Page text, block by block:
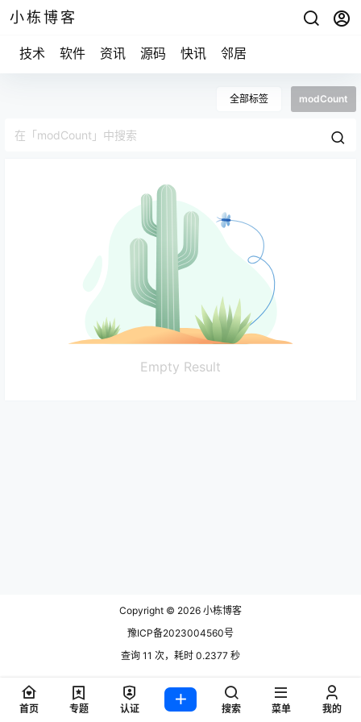
小栋博客
技术 软件 资讯 源码 快讯 邻居
全部标签 modCount
Empty Result
Copyright © 2026 小栋博客
豫ICP备2023004560号
查询 11 次，耗时 0.2377 秒
首页 专题 认证 搜索 菜单 我的